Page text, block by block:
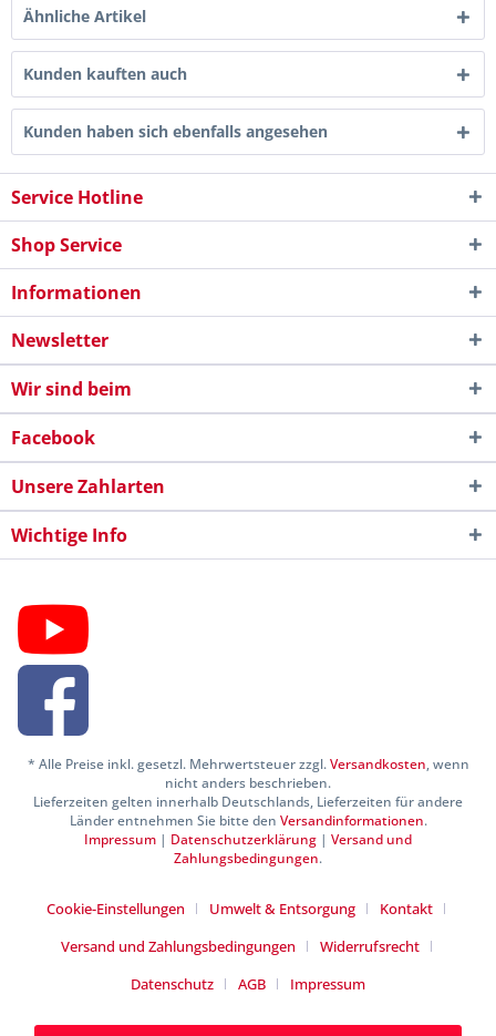
Ähnliche Artikel
Kunden kauften auch
Kunden haben sich ebenfalls angesehen
Service Hotline
Shop Service
Informationen
Newsletter
Wir sind beim
Facebook
Unsere Zahlarten
Wichtige Info
* Alle Preise inkl. gesetzl. Mehrwertsteuer zzgl.Versandkosten, wenn
nicht anders beschrieben.
Lieferzeiten gelten innerhalb Deutschlands, Lieferzeiten für andere
Länder entnehmen Sie bitte den Versandinformationen.
Impressum | Datenschutzerklärung | Versand und
Zahlungsbedingungen.
Cookie-Einstellungen Umwelt & Entsorgung
Kontakt
Versand und Zahlungsbedingungen
Widerrufsrecht
Datenschutz
AGB Impressum